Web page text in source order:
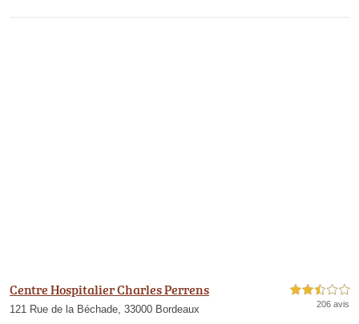
Centre Hospitalier Charles Perrens
121 Rue de la Béchade, 33000 Bordeaux
2,5 étoiles sur 5
206 avis